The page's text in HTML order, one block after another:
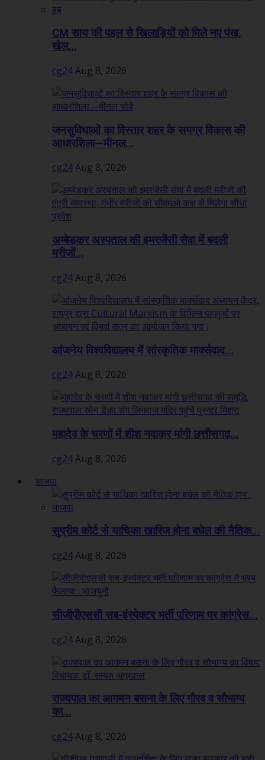
CM साय की पहल से खिलाड़ियों को मिले नए पंख,
खेल...
cg24Aug 8, 2026
जनसुविधाओं का विस्तार शहर के समग्र विकास की
आधारशिला—मीनल...
cg24Aug 8, 2026
अम्बेडकर अस्पताल की इमरजेंसी सेवा में बदली
मरीजों...
cg24Aug 8, 2026
आंजनेय विश्वविद्यालय में सांस्कृतिक मार्क्सवाद...
cg24Aug 8, 2026
महादेव के चरणों में शीश नवाकर मांगी छत्तीसगढ़...
cg24Aug 8, 2026
भाजपा
सुप्रीम कोर्ट से याचिका खारिज होना बघेल की नैतिक...
cg24Aug 8, 2026
सीजीपीएससी सब-इंस्पेक्टर भर्ती परिणाम पर कांग्रेस...
cg24Aug 8, 2026
राज्यपाल का आगमन बसना के लिए गौरव व सौभाग्य
का...
cg24Aug 8, 2026